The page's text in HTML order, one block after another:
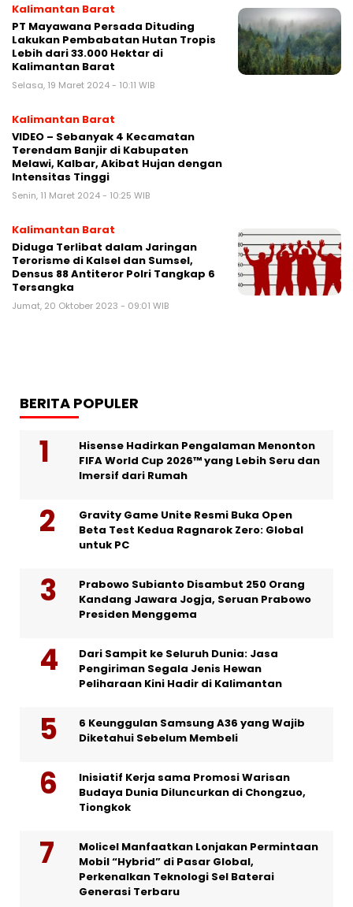
Kalimantan Barat
PT Mayawana Persada Dituding
Lakukan Pembabatan Hutan Tropis
Lebih dari 33.000 Hektar di
Kalimantan Barat
Selasa, 19 Maret 2024 - 10:11 WIB
Kalimantan Barat
VIDEO – Sebanyak 4 Kecamatan
Terendam Banjir di Kabupaten
Melawi, Kalbar, Akibat Hujan dengan
Intensitas Tinggi
Senin, 11 Maret 2024 - 10:25 WIB
Kalimantan Barat
Diduga Terlibat dalam Jaringan
Terorisme di Kalsel dan Sumsel,
Densus 88 Antiteror Polri Tangkap 6
Tersangka
Jumat, 20 Oktober 2023 - 09:01 WIB
BERITA POPULER
Hisense Hadirkan Pengalaman Menonton
FIFA World Cup 2026™ yang Lebih Seru dan
Imersif dari Rumah
Gravity Game Unite Resmi Buka Open
Beta Test Kedua Ragnarok Zero: Global
untuk PC
Prabowo Subianto Disambut 250 Orang
Kandang Jawara Jogja, Seruan Prabowo
Presiden Menggema
Dari Sampit ke Seluruh Dunia: Jasa
Pengiriman Segala Jenis Hewan
Peliharaan Kini Hadir di Kalimantan
6 Keunggulan Samsung A36 yang Wajib
Diketahui Sebelum Membeli
Inisiatif Kerja sama Promosi Warisan
Budaya Dunia Diluncurkan di Chongzuo,
Tiongkok
Molicel Manfaatkan Lonjakan Permintaan
Mobil “Hybrid” di Pasar Global,
Perkenalkan Teknologi Sel Baterai
Generasi Terbaru